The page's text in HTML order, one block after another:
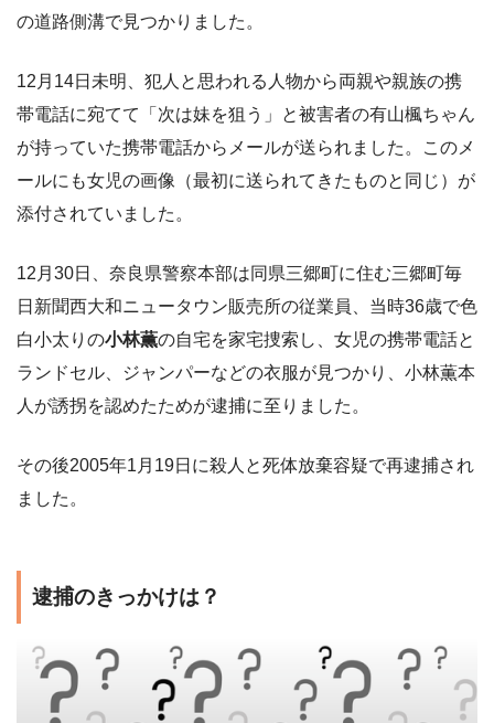
の道路側溝で見つかりました。
12月14日未明、犯人と思われる人物から両親や親族の携
帯電話に宛てて「次は妹を狙う」と被害者の有山楓ちゃん
が持っていた携帯電話からメールが送られました。このメ
ールにも女児の画像（最初に送られてきたものと同じ）が
添付されていました。
12月30日、奈良県警察本部は同県三郷町に住む三郷町毎
日新聞西大和ニュータウン販売所の従業員、当時36歳で色
白小太りの小林薫の自宅を家宅捜索し、女児の携帯電話と
ランドセル、ジャンパーなどの衣服が見つかり、小林薫本
人が誘拐を認めたためが逮捕に至りました。
その後2005年1月19日に殺人と死体放棄容疑で再逮捕され
ました。
逮捕のきっかけは？